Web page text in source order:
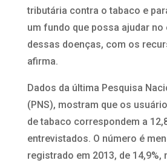
tributária contra o tabaco e
um fundo que possa ajudar
dessas doenças, com os
afirma.
Dados da última Pesquisa
(PNS), mostram que os
de tabaco correspondem a
entrevistados. O número é
registrado em 2013, de 14,9%,